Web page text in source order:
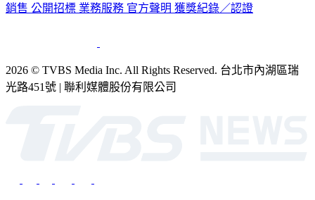
銷售 公開招標 業務服務 官方聲明 獲獎紀錄／認證
2026 © TVBS Media Inc. All Rights Reserved. 台北市內湖區瑞
光路451號 | 聯利媒體股份有限公司